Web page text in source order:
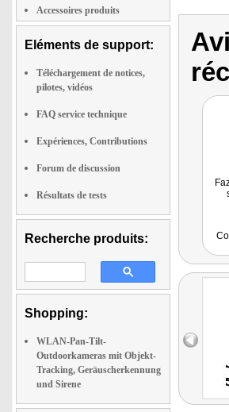
Accessoires produits
Eléments de support:
Téléchargement de notices,
pilotes, vidéos
FAQ service technique
Expériences, Contributions
Forum de discussion
Résultats de tests
Recherche produits:
Shopping:
WLAN-Pan-Tilt-
Outdoorkameras mit Objekt-
Tracking, Geräuscherkennung
und Sirene